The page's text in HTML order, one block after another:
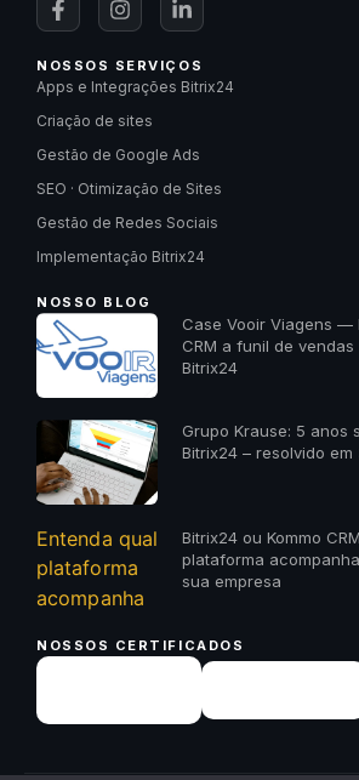
NOSSOS SERVIÇOS
Apps e Integrações Bitrix24
Criação de sites
Gestão de Google Ads
SEO · Otimização de Sites
Gestão de Redes Sociais
Implementação Bitrix24
NOSSO BLOG
Case Vooir Viagens —
CRM a funil de
Bitrix24
Grupo Krause: 5 anos
Bitrix24 – resolvido em
Bitrix24 ou Kommo
plataforma
sua empresa
NOSSOS CERTIFICADOS